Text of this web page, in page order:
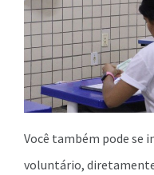
Você também pode se
voluntário,